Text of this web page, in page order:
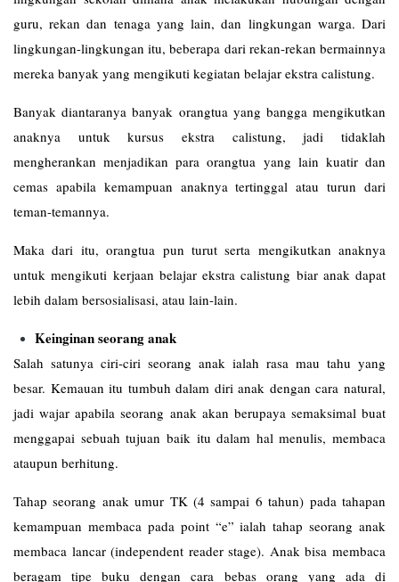
guru, rekan dan tenaga yang lain, dan lingkungan warga. Dari
lingkungan-lingkungan itu, beberapa dari rekan-rekan bermainnya
mereka banyak yang mengikuti kegiatan belajar ekstra calistung.
Banyak diantaranya banyak orangtua yang bangga mengikutkan
anaknya untuk kursus ekstra calistung, jadi tidaklah
mengherankan menjadikan para orangtua yang lain kuatir dan
cemas apabila kemampuan anaknya tertinggal atau turun dari
teman-temannya.
Maka dari itu, orangtua pun turut serta mengikutkan anaknya
untuk mengikuti kerjaan belajar ekstra calistung biar anak dapat
lebih dalam bersosialisasi, atau lain-lain.
Keinginan seorang anak
Salah satunya ciri-ciri seorang anak ialah rasa mau tahu yang
besar. Kemauan itu tumbuh dalam diri anak dengan cara natural,
jadi wajar apabila seorang anak akan berupaya semaksimal buat
menggapai sebuah tujuan baik itu dalam hal menulis, membaca
ataupun berhitung.
Tahap seorang anak umur TK (4 sampai 6 tahun) pada tahapan
kemampuan membaca pada point “e” ialah tahap seorang anak
membaca lancar (independent reader stage). Anak bisa membaca
beragam tipe buku dengan cara bebas orang yang ada di